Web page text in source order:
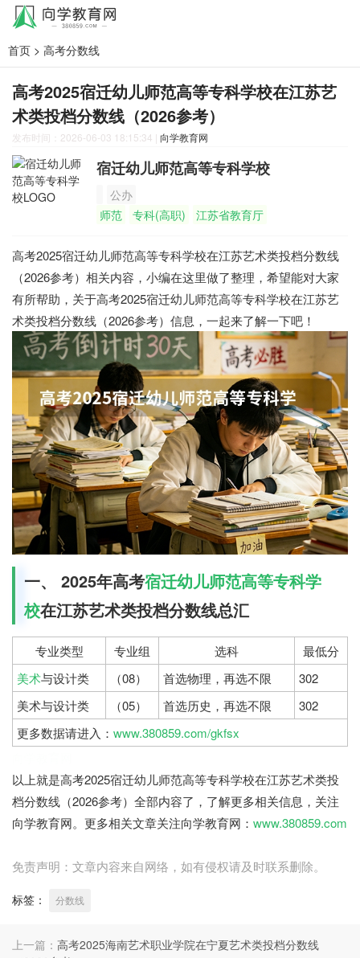
首页 > 高考分数线
高考2025宿迁幼儿师范高等专科学校在江苏艺
术类投档分数线（2026参考）
发布时间：2026-06-03 18:15:34 | 向学教育网
宿迁幼儿师范高等专科学校
公办
师范
专科(高职) 江苏省教育厅
高考2025宿迁幼儿师范高等专科学校在江苏艺术类投档分数线
（2026参考）相关内容，小编在这里做了整理，希望能对大家
有所帮助，关于高考2025宿迁幼儿师范高等专科学校在江苏艺
术类投档分数线（2026参考）信息，一起来了解一下吧！
一、 2025年高考宿迁幼儿师范高等专科学
校在江苏艺术类投档分数线总汇
专业类型 专业组 选科
最低分
美术与设计类 （08） 首选物理，再选不限
302
美术与设计类
（05） 首选历史，再选不限
302
更多数据请进入： www.380859.com/gkfsx
以上就是高考2025宿迁幼儿师范高等专科学校在江苏艺术类投
档分数线（2026参考）全部内容了，了解更多相关信息，关注
向学教育网。更多相关文章关注向学教育网： www.380859.com
免责声明：文章内容来自网络，如有侵权请及时联系删除。
标签： 分数线
上一篇： 高考2025海南艺术职业学院在宁夏艺术类投档分数线